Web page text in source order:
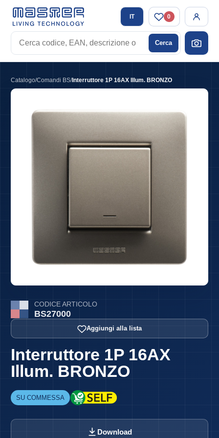
Cerca
EAN,
o
tag
Cerca
IT 0
Catalogo/Comandi BS/Interruttore 1P 16AX Illum. BRONZO
CODICE ARTICOLO
BS27000
Aggiungi alla lista
Interruttore 1P 16AX
Illum. BRONZO
SU COMMESSA
Download